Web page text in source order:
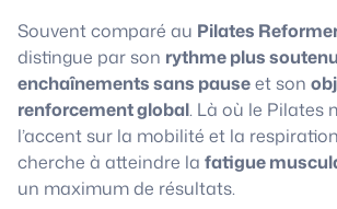
Souvent comparé au Pilates
distingue par son rythme plus soutenu
enchaînements sans pauseet son
renforcement global. Là où le Pilates
l’accent sur la mobilité et la
cherche à atteindre la fatigue
un maximum de résultats.